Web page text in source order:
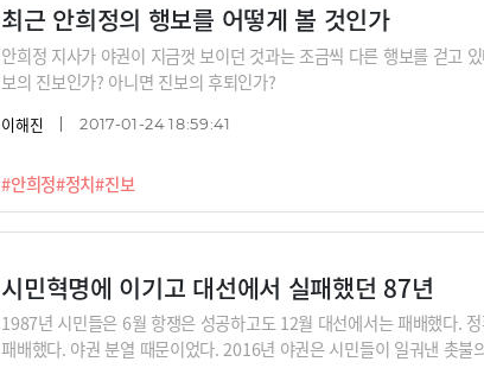
최근 안희정의 행보를 어떻게 볼 것인가
#안희정#정치#진보
안희정 지사가 야권이 지금껏 보이던 것과는 조금씩 다른 행보를 걷고
보의 진보인가? 아니면 진보의 후퇴인가?
이해진 2017-01-24 18:59:41
시민혁명에 이기고 대선에서 실패했던 87년
1987년 시민들은 6월 항쟁은 성공하고도 12월 대선에서는 패배했다.
패배했다. 야권 분열 때문이었다. 2016년 야권은 시민들이 일궈낸 촛불